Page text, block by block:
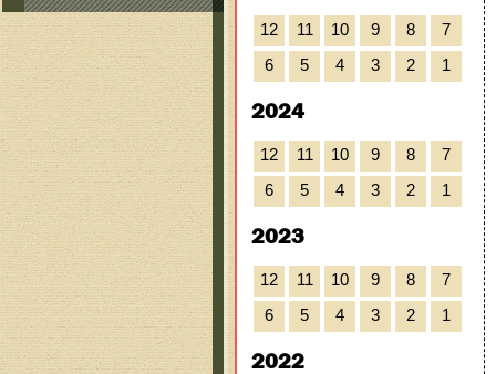
12 11 10 9 8
7
6
5 4 3 2 1
2024
12 11 10 9 8
7
6
5 4 3 2 1
2023
12 11 10 9 8
7
6
5 4 3 2 1
2022